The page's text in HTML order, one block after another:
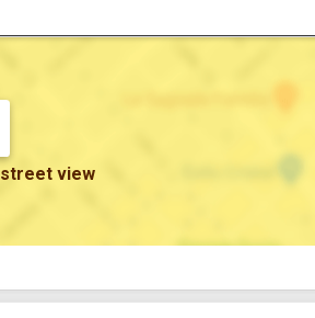
street view